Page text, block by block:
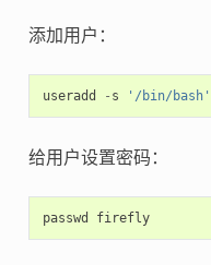
添加用户：
useradd - s '/bin/bash'
给用户设置密码：
passwd firefly